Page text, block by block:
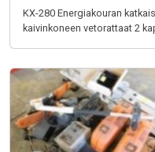
KX-280 Energiakouran
kaivinkoneen vetorattaat 2